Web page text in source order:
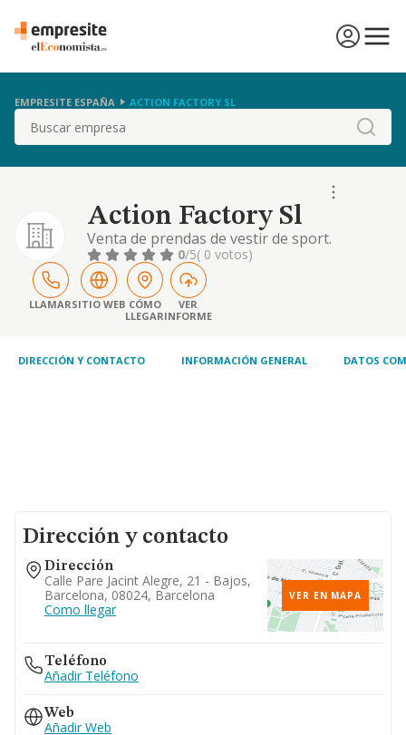
EMPRESITE ESPAÑA ACTION FACTORY SL
Buscar
Action Factory Sl
Venta de prendas de vestir de sport.
0/5( 0 votos)
LLAMARSITIO WEB CÓMO
LLEGAR
VER
INFORME
DIRECCIÓN Y CONTACTO INFORMACIÓN GENERAL DATOS
Dirección y contacto
Dirección
Calle Pare Jacint Alegre, 21 - Bajos,
Barcelona, 08024, Barcelona
Como llegar
VER EN MAPA
Teléfono
Añadir Teléfono
Web
Añadir Web